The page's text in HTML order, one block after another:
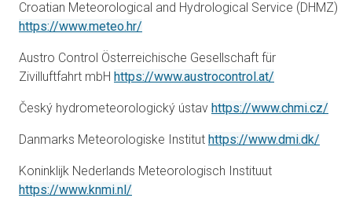
Croatian Meteorological and Hydrological Service (DHMZ)
https://www.meteo.hr/
Austro Control Österreichische Gesellschaft für
Zivilluftfahrt mbH https://www.austrocontrol.at/
Český hydrometeorologický ústav https://www.chmi.cz/
Danmarks Meteorologiske Institut https://www.dmi.dk/
Koninklijk Nederlands Meteorologisch Instituut
https://www.knmi.nl/